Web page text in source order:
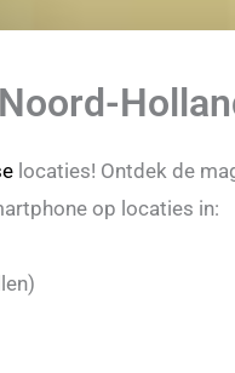
locaties! Ontdek de
op locaties in: